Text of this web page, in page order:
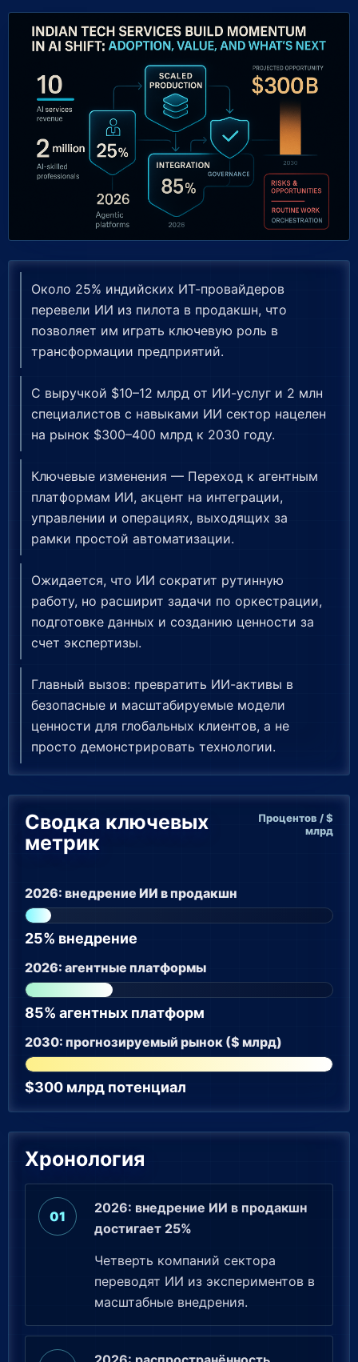
Около 25% индийских ИТ-провайдеров
перевели ИИ из пилота в продакшн, что
позволяет им играть ключевую роль в
трансформации предприятий.
С выручкой $10–12 млрд от ИИ-услуг и 2 млн
специалистов с навыками ИИ сектор нацелен
на рынок $300–400 млрд к 2030 году.
Ключевые изменения — Переход к агентным
платформам ИИ, акцент на интеграции,
управлении и операциях, выходящих за
рамки простой автоматизации.
Ожидается, что ИИ сократит рутинную
работу, но расширит задачи по оркестрации,
подготовке данных и созданию ценности за
счет экспертизы.
Главный вызов: превратить ИИ-активы в
безопасные и масштабируемые модели
ценности для глобальных клиентов, а не
просто демонстрировать технологии.
Сводка ключевых
метрик
Процентов / $
млрд
2026: внедрение ИИ в продакшн
25% внедрение
2026: агентные платформы
85% агентных платформ
2030: прогнозируемый рынок ($ млрд)
$300 млрд потенциал
Хронология
2026: внедрение ИИ в продакшн
достигает 25%
Четверть компаний сектора
переводят ИИ из экспериментов в
масштабные внедрения.